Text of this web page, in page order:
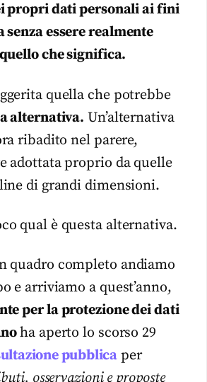
propri dati personali ai fini
essere realmente
che significa.
quella che potrebbe
alternativa. Un’alternativa
ribadito nel parere,
adottata proprio da quelle
di grandi dimensioni.
qual è questa alternativa.
quadro completo andiamo
e arriviamo a quest’anno,
per la protezione dei dati
ha aperto lo scorso 29
pubblica per
osservazioni e proposte